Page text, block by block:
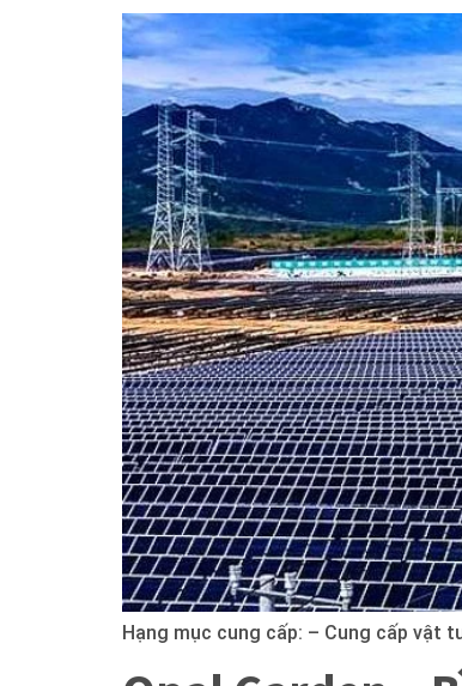
Hạng mục cung cấp: – Cung cấp vật